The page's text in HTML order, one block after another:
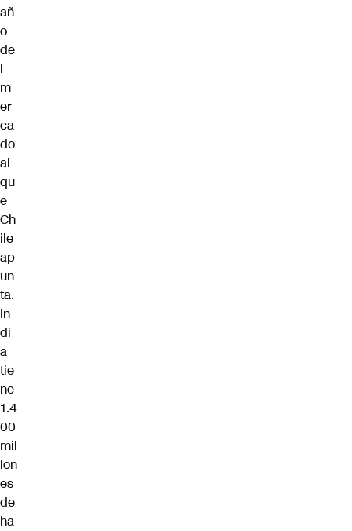
añ
o
de
l
m
er
ca
do
al
qu
e
Ch
ile
ap
un
ta.
In
di
a
tie
ne
1.4
00
mil
lon
es
de
ha